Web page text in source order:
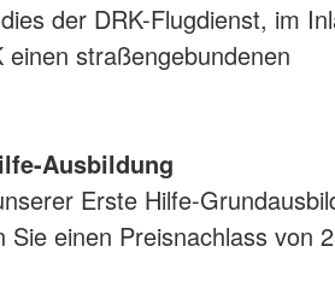
der DRK-Flugdienst, im
straßengebundenen
Ausbildung
Erste Hilfe-
Sie einen Preisnachlass von